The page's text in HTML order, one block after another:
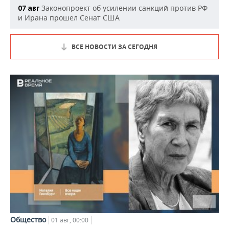
07 авг Законопроект об усилении санкций против РФ
и Ирана прошел Сенат США
ВСЕ НОВОСТИ ЗА СЕГОДНЯ
Общество 01 авг, 00:00